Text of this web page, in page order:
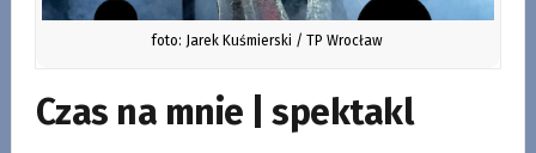
foto: Jarek Kuśmierski / TP Wrocław
Czas na mnie | spektakl